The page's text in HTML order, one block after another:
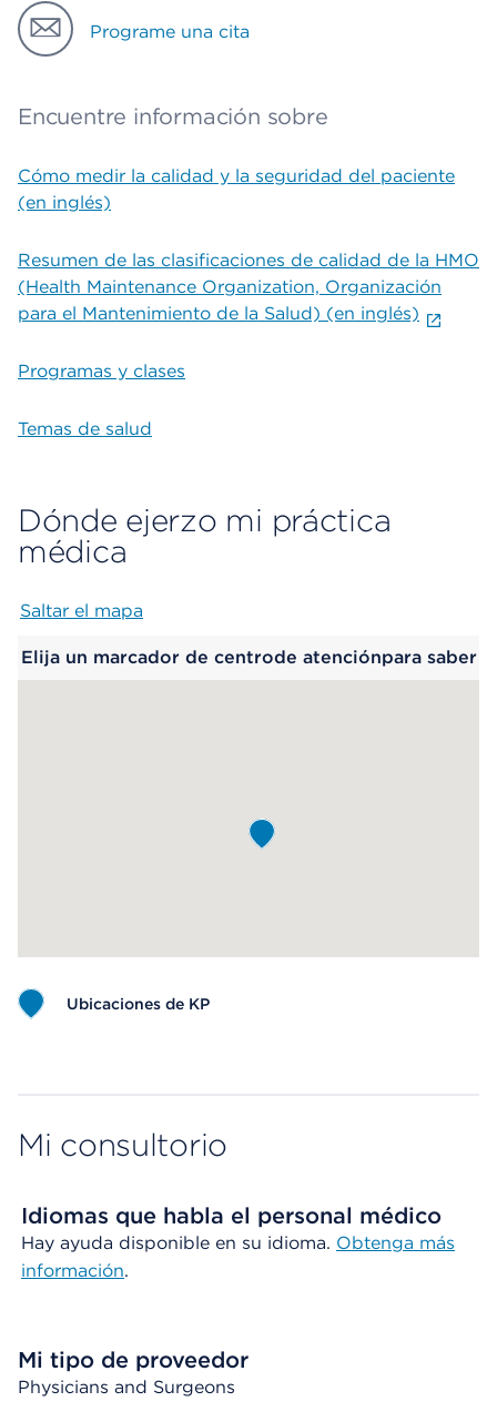
Programe una cita
Encuentre información sobre
Cómo medir la calidad y la seguridad del paciente
(en inglés)
Resumen de las clasificaciones de calidad de la HMO
(Health Maintenance Organization, Organización
para el Mantenimiento de la Salud) (en inglés)
Programas y clases
Temas de salud
Dónde ejerzo mi práctica
médica
Saltar el mapa
Elija un marcador de centrode atenciónpara saber
Ubicaciones de KP
Mi consultorio
Idiomas que habla el personal médico
Hay ayuda disponible en su idioma. Obtenga más
información.
Mi tipo de proveedor
Physicians and Surgeons